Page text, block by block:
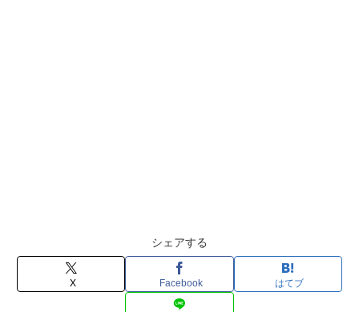
シェアする
X Facebook はてブ